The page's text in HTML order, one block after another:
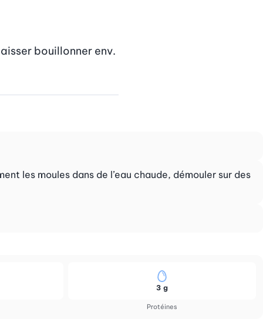
bouillonner env.
les moules dans de l’eau chaude, démouler sur des
Protéines
3 g